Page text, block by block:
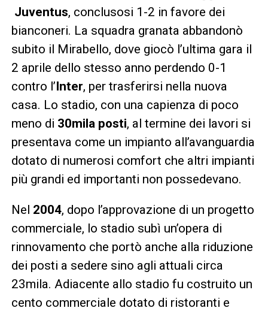
Juventus, conclusosi 1-2 in favore dei
bianconeri. La squadra granata abbandonò
subito il Mirabello, dove giocò l’ultima gara il
2 aprile dello stesso anno perdendo 0-1
contro l’ Inter, per trasferirsi nella nuova
casa. Lo stadio, con una capienza di poco
meno di 30mila posti, al termine dei lavori si
presentava come un impianto all’avanguardia
dotato di numerosi comfort che altri impianti
più grandi ed importanti non possedevano.
Nel 2004, dopo l’approvazione di un progetto
commerciale, lo stadio subì un’opera di
rinnovamento che portò anche alla riduzione
dei posti a sedere sino agli attuali circa
23mila. Adiacente allo stadio fu costruito un
cento commerciale dotato di ristoranti e